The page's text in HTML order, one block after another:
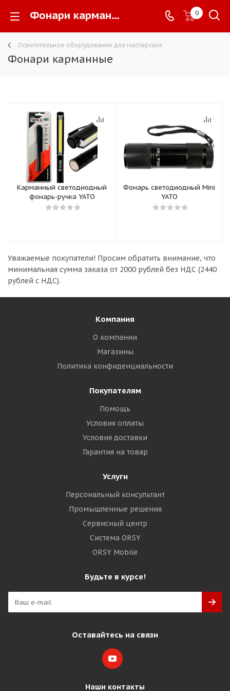
Фонари карманные - 0
Осветительное оборудование для мастерских
Фонари карманные
Карманный светодиодный
фонарь-ручка YATO
Фонарь светодиодный Mini
YATO
Уважаемые покупатели! Просим обратить внимание, что
минимальная сумма заказа от 2000 рублей без НДС (2440
рублей с НДС).
Компания
О компании
Магазины
Политика конфиденциальности
Покупателям
Помощь
Условия оплаты
Условия доставки
Гарантия на товар
Услуги
Персональный консультант
Промышленные решения
Сервисный центр
Система ORSY
ORSY Mobile
Будьте в курсе!
Оставайтесь на связи
Наши контакты